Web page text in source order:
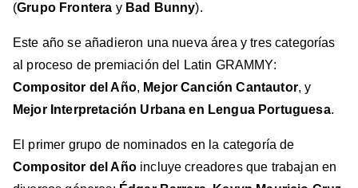
(Grupo Frontera y Bad Bunny).
Este año se añadieron una nueva área y tres categorías
al proceso de premiación del Latin GRAMMY:
Compositor del Año, Mejor Canción Cantautor, y
Mejor Interpretación Urbana en Lengua Portuguesa.
El primer grupo de nominados en la categoría de
Compositor del Añoincluye creadores que trabajan en